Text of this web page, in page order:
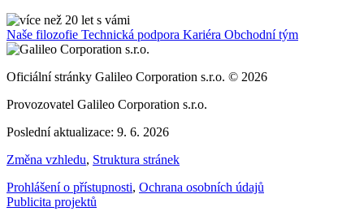
Naše filozofie Technická podpora Kariéra Obchodní tým
Oficiální stránky Galileo Corporation s.r.o. © 2026
Provozovatel Galileo Corporation s.r.o.
Poslední aktualizace: 9. 6. 2026
Změna vzhledu, Struktura stránek
Prohlášení o přístupnosti, Ochrana osobních údajů
Publicita projektů